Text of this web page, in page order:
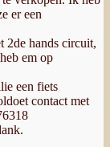
er een
2de hands circuit,
em op
een fiets
contact met